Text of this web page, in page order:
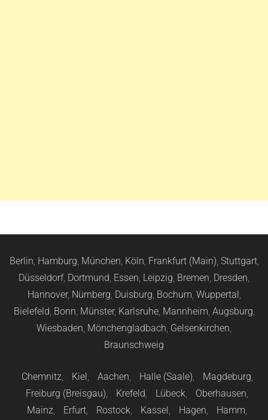
Berlin, Hamburg, München, Köln, Frankfurt (Main), Stuttgart,
Düsseldorf, Dortmund, Essen, Leipzig, Bremen, Dresden,
Hannover, Nürnberg, Duisburg, Bochum, Wuppertal,
Bielefeld, Bonn, Münster, Karlsruhe, Mannheim, Augsburg,
Wiesbaden, Mönchengladbach, Gelsenkirchen,
Braunschweig
Chemnitz, Kiel, Aachen, Halle (Saale), Magdeburg,
Freiburg (Breisgau), Krefeld, Lübeck, Oberhausen,
Mainz, Erfurt, Rostock, Kassel, Hagen, Hamm,